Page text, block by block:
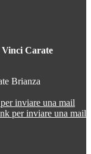
Carate
Brianza
inviare una mail
per inviare una mail